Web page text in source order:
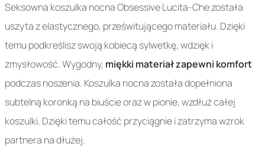
Seksowna koszulka nocna Obsessive Lucita-Che została
uszyta z elastycznego, prześwitującego materiału. Dzięki
temu podkreślisz swoją kobiecą sylwetkę, wdzięk i
zmysłowość. Wygodny, miękki materiał zapewni komfort
podczas noszenia. Koszulka nocna została dopełniona
subtelną koronką na biuście oraz w pionie, wzdłuż całej
koszulki. Dzięki temu całość przyciągnie i zatrzyma wzrok
partnera na dłużej.